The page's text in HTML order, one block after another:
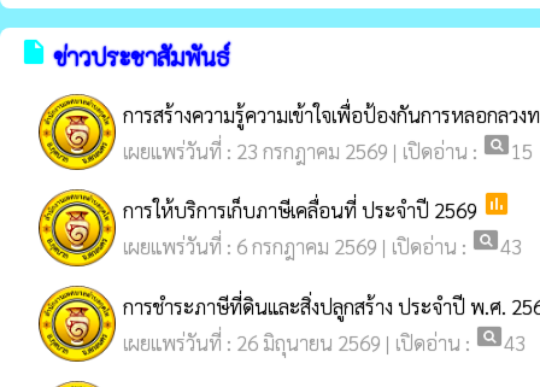
insert_drive_file ข่าวประชาสัมพันธ์
การสร้างความรู้ความเข้าใจเพื่อป้องกันการหลอกลวง
เผยแพร่วันที่ : 23 กรกฎาคม 2569 | เปิดอ่าน : pageview15
การให้บริการเก็บภาษีเคลื่อนที่ ประจำปี 2569 poll
เผยแพร่วันที่ : 6 กรกฎาคม 2569 | เปิดอ่าน : pageview43
การชำระภาษีที่ดินและสิ่งปลูกสร้าง ประจำปี พ.ศ.
เผยแพร่วันที่ : 26 มิถุนายน 2569 | เปิดอ่าน : pageview43